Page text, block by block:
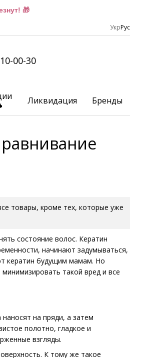
🎁
УкрРус
00-30
Ликвидация Бренды
товары, кроме тех, которые уже
состояние волос. Кератин
начинают задумываться,
кератин будущим мамам. Но
такой вред и все
на пряди, а затем
полотно, гладкое и
взгляды.
К тому же такое